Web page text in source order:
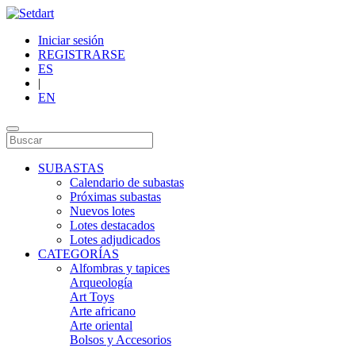
Iniciar sesión
REGISTRARSE
ES
|
EN
SUBASTAS
Calendario de subastas
Próximas subastas
Nuevos lotes
Lotes destacados
Lotes adjudicados
CATEGORÍAS
Alfombras y tapices
Arqueología
Art Toys
Arte africano
Arte oriental
Bolsos y Accesorios